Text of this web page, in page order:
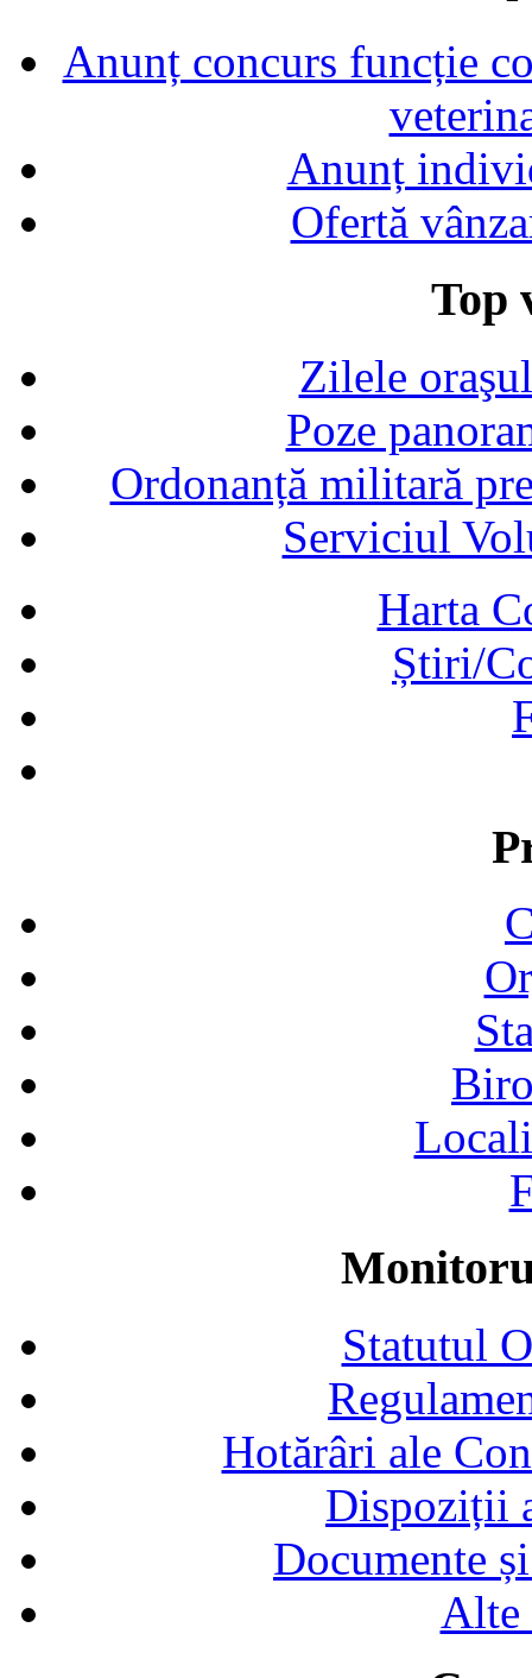
Anunț concurs funcție
Anunț
Ofertă
Top
Zilele
Poze
Ordonanță militară
Serviciul
Harta
Știri/
Statutul
Hotărâri ale
Dispoziții
Documente
Alte